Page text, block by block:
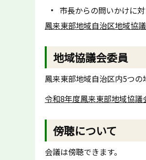
市長からの問いかけに対
鳳来東部地域自治区地域協
地域協議会委員
鳳来東部地域自治区内5つ
令和8年度鳳来東部地域協議
傍聴について
会議は傍聴できます。